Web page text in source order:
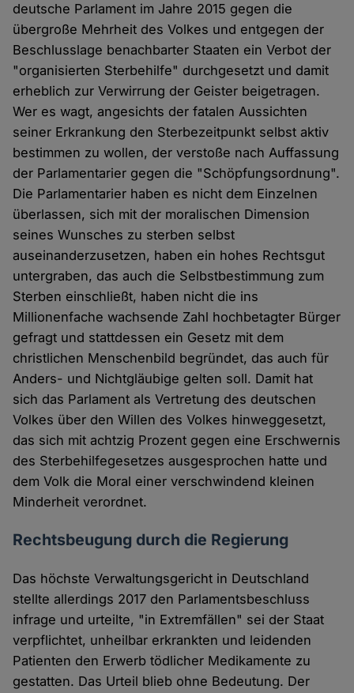
deutsche Parlament im Jahre 2015 gegen die
übergroße Mehrheit des Volkes und entgegen der
Beschlusslage benachbarter Staaten ein Verbot der
"organisierten Sterbehilfe" durchgesetzt und damit
erheblich zur Verwirrung der Geister beigetragen.
Wer es wagt, angesichts der fatalen Aussichten
seiner Erkrankung den Sterbezeitpunkt selbst aktiv
bestimmen zu wollen, der verstoße nach Auffassung
der Parlamentarier gegen die "Schöpfungsordnung".
Die Parlamentarier haben es nicht dem Einzelnen
überlassen, sich mit der moralischen Dimension
seines Wunsches zu sterben selbst
auseinanderzusetzen, haben ein hohes Rechtsgut
untergraben, das auch die Selbstbestimmung zum
Sterben einschließt, haben nicht die ins
Millionenfache wachsende Zahl hochbetagter Bürger
gefragt und stattdessen ein Gesetz mit dem
christlichen Menschenbild begründet, das auch für
Anders- und Nichtgläubige gelten soll. Damit hat
sich das Parlament als Vertretung des deutschen
Volkes über den Willen des Volkes hinweggesetzt,
das sich mit achtzig Prozent gegen eine Erschwernis
des Sterbehilfegesetzes ausgesprochen hatte und
dem Volk die Moral einer verschwindend kleinen
Minderheit verordnet.
Rechtsbeugung durch die Regierung
Das höchste Verwaltungsgericht in Deutschland
stellte allerdings 2017 den Parlamentsbeschluss
infrage und urteilte, "in Extremfällen" sei der Staat
verpflichtet, unheilbar erkrankten und leidenden
Patienten den Erwerb tödlicher Medikamente zu
gestatten. Das Urteil blieb ohne Bedeutung. Der